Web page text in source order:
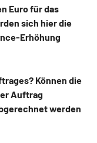
Euro für das
sich hier die
Erhöhung
Können die
Auftrag
werden